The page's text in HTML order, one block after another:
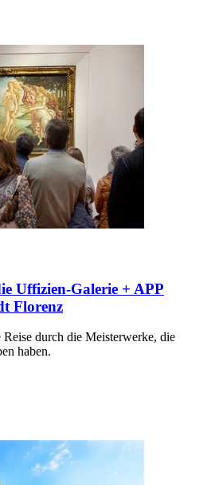
Uffizien-Galerie + APP
Florenz
durch die Meisterwerke, die
haben.